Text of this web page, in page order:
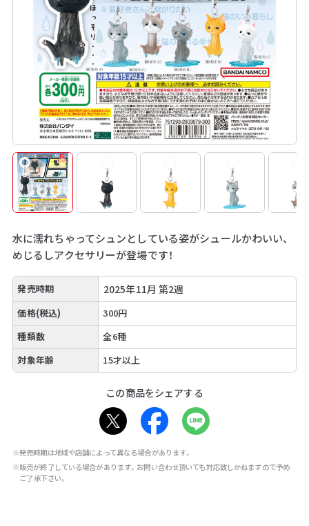
水に濡れちゃってシュンとしている姿がシュールかわいい、
めじるしアクセサリーが登場です！
発売時期 2025年11月 第2週
価格(税込)
300円
種類数
全6種
対象年齢
15才以上
この商品をシェアする
※発売時期は地域や店舗によって異なる場合があります。
※販売が終了している場合があります。お問い合わせ頂いても対応致しかねますので予め
ご了承下さい。